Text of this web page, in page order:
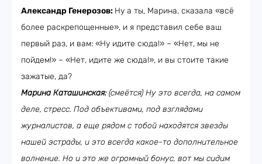
Александр Генерозов: Ну а ты, Марина, сказала «всё
более раскрепощенные», и я представил себе ваш
первый раз, и вам: «Ну идите сюда!» – «Нет, мы не
пойдем!» – «Нет, идите же сюда!», и вы стоите такие
зажатые, да?
Марина Каташинская:(смеётся) Ну это всегда, на самом
деле, стресс. Под объективами, под взглядами
журналистов, а еще рядом с тобой находятся звезды
нашей эстрады, и это всегда какое-то дополнительное
волнение. Но и это же огромный бонус, вот мы сидим